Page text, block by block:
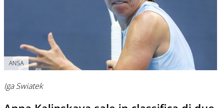
ANSA
Iga Swiatek